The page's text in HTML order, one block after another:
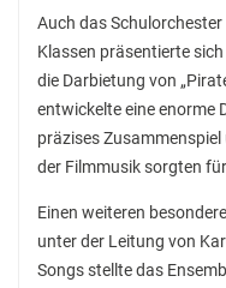
Schule digital
Unterricht
Unterrichtszeiten
Hausaufgaben
Materiallisten
Auch das
Klassen präsentierte
die Darbietung von
entwickelte eine enorme
präzises
der Filmmusik sorgten
Einen weiteren
unter der Leitung von
Songs stellte das